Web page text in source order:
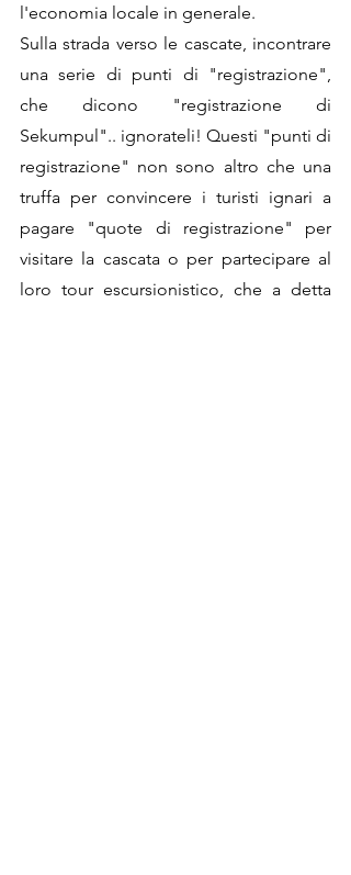
l'economia locale in generale.
Sulla strada verso le cascate, incontrare
una serie di punti di "registrazione",
che dicono "registrazione di
Sekumpul".. ignorateli! Questi "punti di
registrazione" non sono altro che una
truffa per convincere i turisti ignari a
pagare "quote di registrazione" per
visitare la cascata o per partecipare al
loro tour escursionistico, che a detta